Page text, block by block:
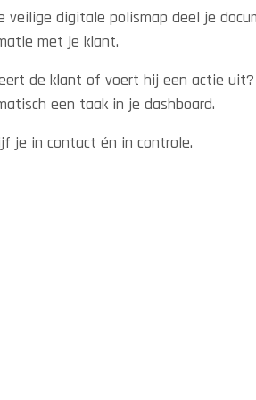
veilige digitale polismap deel je
met je klant.
de klant of voert hij een actie
een taak in je dashboard.
je in contact én in controle.